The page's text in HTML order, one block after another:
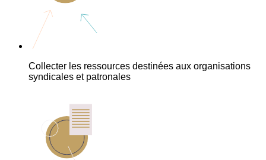
Collecter les ressources destinées aux organisations
syndicales et patronales